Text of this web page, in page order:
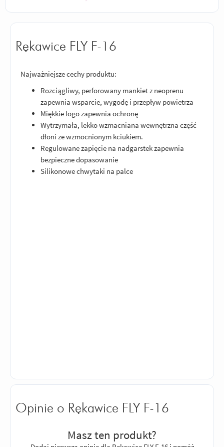
Rękawice FLY F-16
Najważniejsze cechy produktu:
Rozciągliwy, perforowany mankiet z neoprenu
zapewnia wsparcie, wygodę i przepływ powietrza
Miękkie logo zapewnia ochronę
Wytrzymała, lekko wzmacniana wewnętrzna część
dłoni ze wzmocnionym kciukiem.
Regulowane zapięcie na nadgarstek zapewnia
bezpieczne dopasowanie
Silikonowe chwytaki na palce
Opinie o Rękawice FLY F-16
Masz ten produkt?